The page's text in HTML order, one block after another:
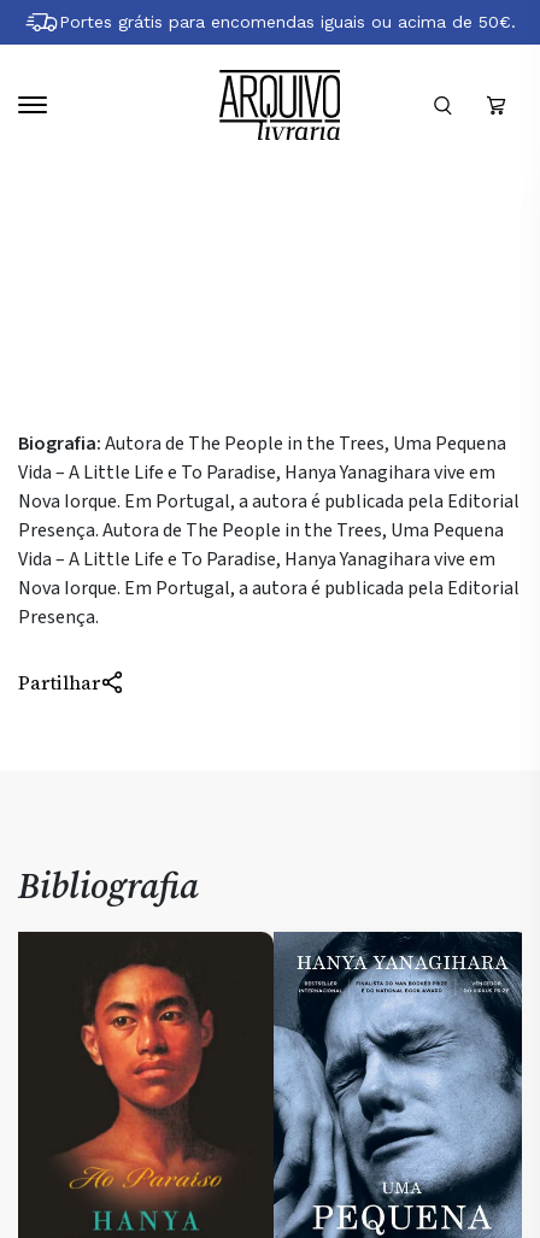
Pular
para
principal
Portes grátis para encomendas iguais ou acima de 50€.
Biografia:Autora de The People in the Trees, Uma Pequena
Vida – A Little Life e To Paradise, Hanya Yanagihara vive em
Nova Iorque. Em Portugal, a autora é publicada pela Editorial
Presença. Autora de The People in the Trees, Uma Pequena
Vida – A Little Life e To Paradise, Hanya Yanagihara vive em
Nova Iorque. Em Portugal, a autora é publicada pela Editorial
Presença.
Partilhar
Bibliografia